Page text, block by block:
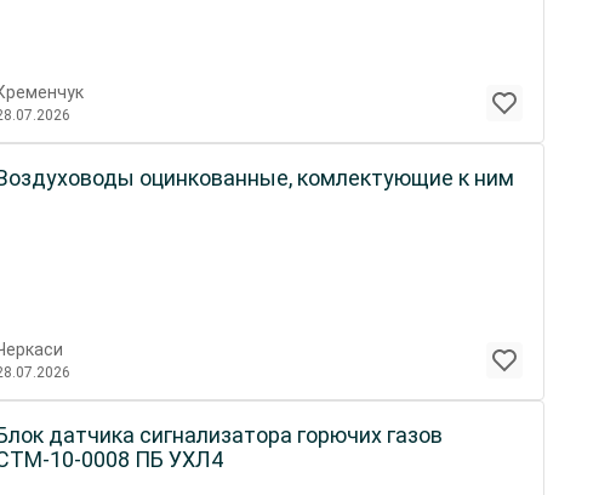
оцинкованные, комлектующие к ним
датчика сигнализатора горючих газов
10-0008 ПБ УХЛ4